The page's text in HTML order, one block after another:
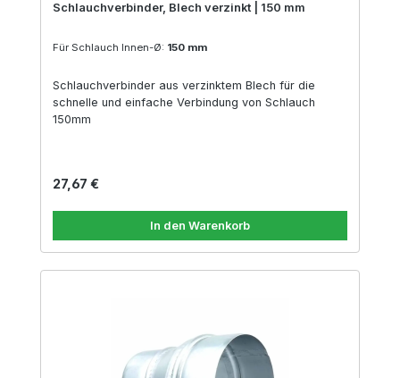
Schlauchverbinder, Blech verzinkt | 150 mm
Für Schlauch Innen-Ø: 150 mm
Schlauchverbinder aus verzinktem Blech für die
schnelle und einfache Verbindung von Schlauch
150mm
Regulärer Preis:
27,67 €
In den Warenkorb